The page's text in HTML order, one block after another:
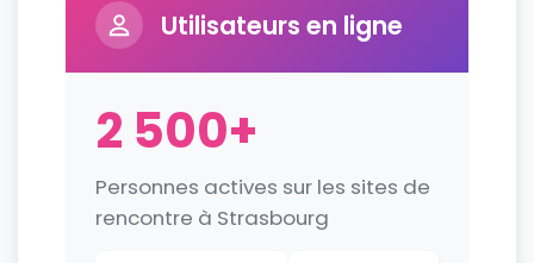
Utilisateurs en ligne
2 500+
Personnes actives sur les sites de
rencontre à Strasbourg